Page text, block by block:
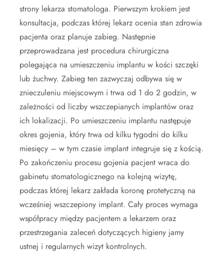
strony lekarza stomatologa. Pierwszym krokiem jest
konsultacja, podczas której lekarz ocenia stan zdrowia
pacjenta oraz planuje zabieg. Następnie
przeprowadzana jest procedura chirurgiczna
polegająca na umieszczeniu implantu w kości szczęki
lub żuchwy. Zabieg ten zazwyczaj odbywa się w
znieczuleniu miejscowym i trwa od 1 do 2 godzin, w
zależności od liczby wszczepianych implantów oraz
ich lokalizacji. Po umieszczeniu implantu następuje
okres gojenia, który trwa od kilku tygodni do kilku
miesięcy – w tym czasie implant integruje się z kością.
Po zakończeniu procesu gojenia pacjent wraca do
gabinetu stomatologicznego na kolejną wizytę,
podczas której lekarz zakłada koronę protetyczną na
wcześniej wszczepiony implant. Cały proces wymaga
współpracy między pacjentem a lekarzem oraz
przestrzegania zaleceń dotyczących higieny jamy
ustnej i regularnych wizyt kontrolnych.